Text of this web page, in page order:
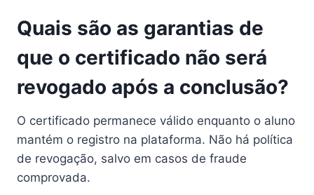
Quais são as garantias de
que o certificado não será
revogado após a conclusão?
O certificado permanece válido enquanto o aluno
mantém o registro na plataforma. Não há política
de revogação, salvo em casos de fraude
comprovada.